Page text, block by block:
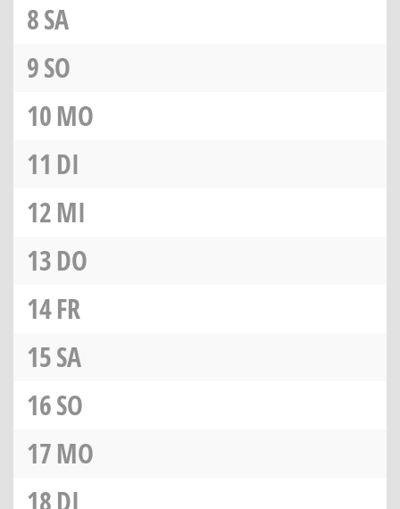
8SA
9SO
10MO
11 DI
12MI
13DO
14FR
15SA
16SO
17MO
18DI